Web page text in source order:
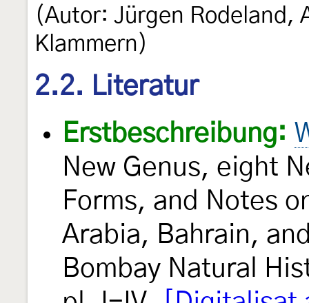
(Autor: Jürgen Rodeland,
Klammern)
2.2. Literatur
Erstbeschreibung:
New Genus, eight
Forms, and Notes
Arabia, Bahrain,
Bombay Natural